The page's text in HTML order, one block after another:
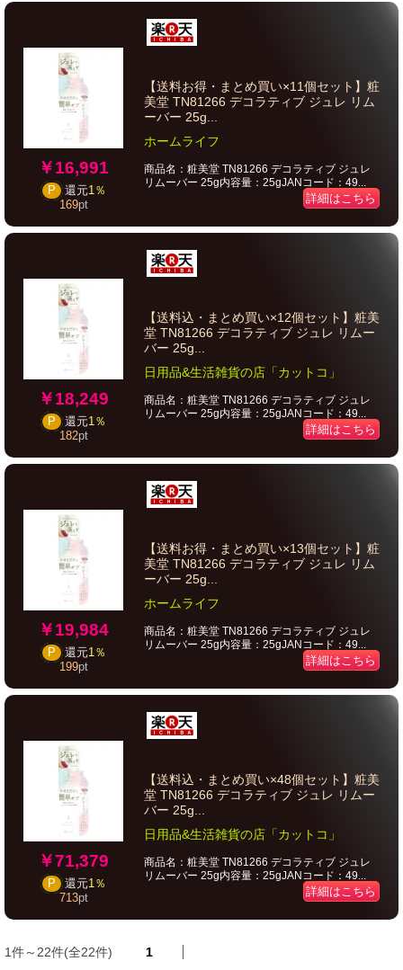
￥16,991
P 還元1％
169pt
【送料お得・まとめ買い×11個セット】粧
美堂 TN81266 デコラティブ ジュレ リム
ーバー 25g...
ホームライフ
商品名：粧美堂 TN81266 デコラティブ ジュレ
リムーバー 25g内容量：25gJANコード：49...
詳細はこちら
￥18,249
P 還元1％
182pt
【送料込・まとめ買い×12個セット】粧美
堂 TN81266 デコラティブ ジュレ リムー
バー 25g...
日用品&生活雑貨の店「カットコ」
商品名：粧美堂 TN81266 デコラティブ ジュレ
リムーバー 25g内容量：25gJANコード：49...
詳細はこちら
￥19,984
P 還元1％
199pt
【送料お得・まとめ買い×13個セット】粧
美堂 TN81266 デコラティブ ジュレ リム
ーバー 25g...
ホームライフ
商品名：粧美堂 TN81266 デコラティブ ジュレ
リムーバー 25g内容量：25gJANコード：49...
詳細はこちら
￥71,379
P 還元1％
713pt
【送料込・まとめ買い×48個セット】粧美
堂 TN81266 デコラティブ ジュレ リムー
バー 25g...
日用品&生活雑貨の店「カットコ」
商品名：粧美堂 TN81266 デコラティブ ジュレ
リムーバー 25g内容量：25gJANコード：49...
詳細はこちら
1件～22件(全22件) 1